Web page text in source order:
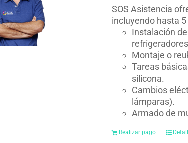
SOS Asistencia
incluyendo hasta
Instalación
Montaje o
Tareas
silicona.
Cambios
lámparas).
Armado de
Realizar pago